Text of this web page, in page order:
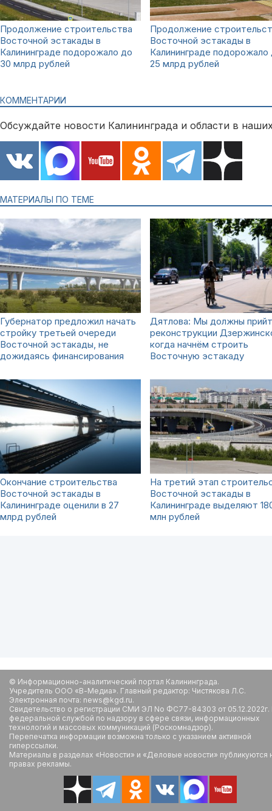
Продолжение строительства
Восточной эстакады в
Калининграде подорожало до
30 млрд рублей
Продолжение
Восточной эстакады в
Калининграде подорожало
25 млрд рублей
КОММЕНТАРИИ
Обсуждайте новости Калининграда и области в
МАТЕРИАЛЫ ПО ТЕМЕ
Губернатор предложил начать
стройку третьей очереди
Восточной эстакады, не
дожидаясь финансирования
Дятлова: Мы должны
реконструкции
когда начнём строить
Восточную эстакаду
Окончание строительства
Восточной эстакады в
Калининграде оценили в 27
млрд рублей
На третий этап
Восточной эстакады в
Калининграде выделяют
млн рублей
© Информационно-аналитический портал Калининграда.
Учредитель ООО «В-Медиа». Главный редактор: Чистякова Л.С.
Электронная почта: news@kgd.ru.
Свидетельство о регистрации СМИ ЭЛ No ФС77-84303 от
федеральной службой по надзору в сфере связи, информационных
технологий и массовых коммуникаций (Роскомнадзор).
Перепечатка информации возможна только с указанием активной
гиперссылки.
Материалы в разделах «Новости» и «Деловые новости» публикуются
правах рекламы.